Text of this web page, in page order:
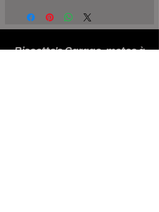
Biscotto's Garage, motos à